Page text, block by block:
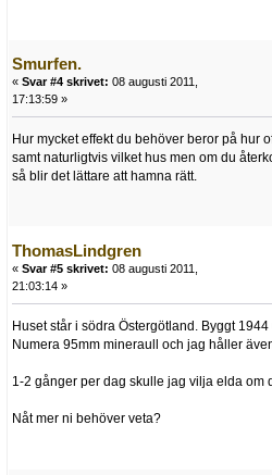
Smurfen.
« Svar #4 skrivet: 08 augusti 2011,
17:13:59 »
Hur mycket effekt du behöver beror på hur
samt naturligtvis vilket hus men om du
så blir det lättare att hamna rätt.
ThomasLindgren
« Svar #5 skrivet: 08 augusti 2011,
21:03:14 »
Huset står i södra Östergötland. Byggt
Numera 95mm mineraull och jag håller
1-2 gånger per dag skulle jag vilja elda om
Nåt mer ni behöver veta?